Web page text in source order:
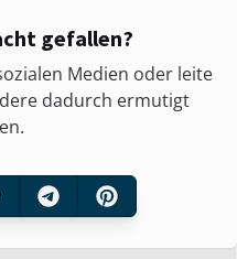
gefallen?
Medien oder leite
dadurch ermutigt